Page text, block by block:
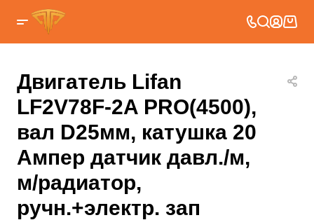
Двигатель Lifan
LF2V78F-2A PRO(4500),
вал D25мм, катушка 20
Ампер датчик давл./м,
м/радиатор,
ручн.+электр. зап